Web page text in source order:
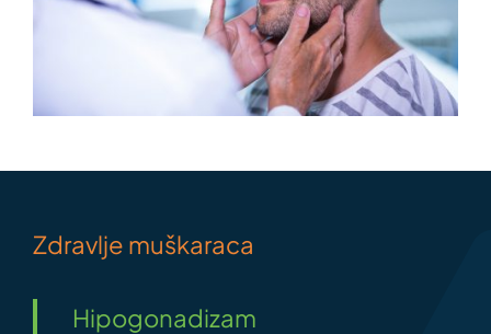
Zdravlje muškaraca
Hipogonadizam